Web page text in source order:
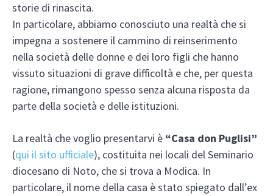
storie di rinascita.
In particolare, abbiamo conosciuto una realtà che si
impegna a sostenere il cammino di reinserimento
nella società delle donne e dei loro figli che hanno
vissuto situazioni di grave difficoltà e che, per questa
ragione, rimangono spesso senza alcuna risposta da
parte della società e delle istituzioni.
La realtà che voglio presentarvi è “Casa don Puglisi”
(qui il sito ufficiale), costituita nei locali del Seminario
diocesano di Noto, che si trova a Modica. In
particolare, il nome della casa è stato spiegato dall’ex